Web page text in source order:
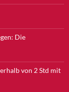
Die
von 2 Std mit